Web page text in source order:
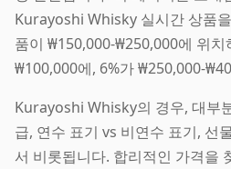
Kurayoshi Whisky 실시간 상품
품이 ₩150,000-₩250,000에 위
₩100,000에, 6%가 ₩250,000-
Kurayoshi Whisky의 경우, 대부
급, 연수 표기 vs 비연수 표기, 선
서 비롯됩니다. 합리적인 가격을